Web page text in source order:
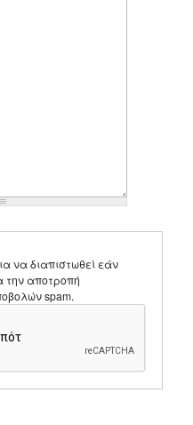
να διαπιστωθεί εάν
την αποτροπή
spam.